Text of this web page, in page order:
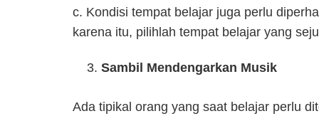
c. Kondisi tempat belajar juga perlu
karena itu, pilihlah tempat belajar yang
Sambil Mendengarkan Musik
Ada tipikal orang yang saat belajar perlu